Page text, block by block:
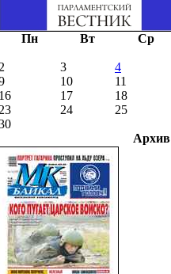
Пн Вт Ср
2
3 4
10 11
16
17 18
23
24 25
Архив